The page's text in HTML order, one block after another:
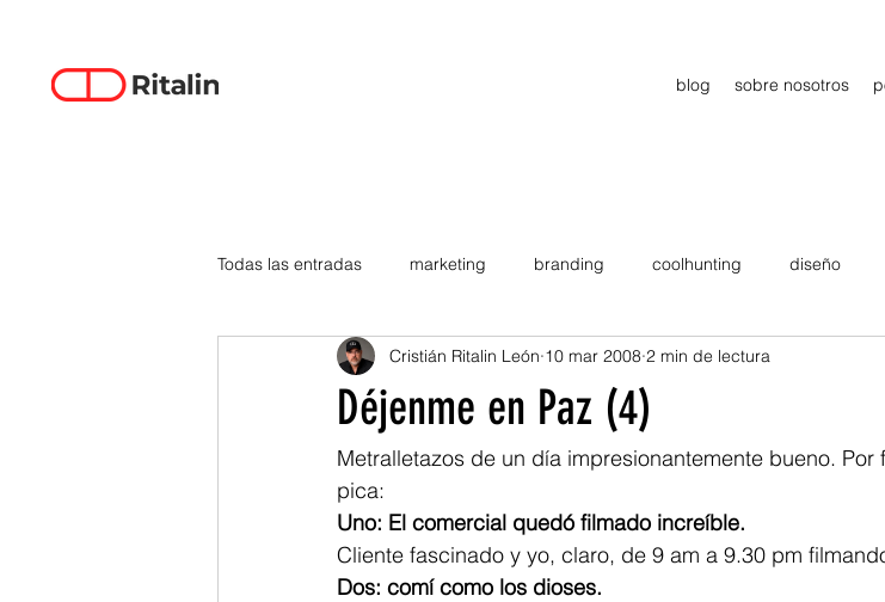
blog sobre nosotros
Todas las entradas marketing branding coolhunting diseño
data-driven creativity emprendimiento estrategia
smartphones tecnología Viajes tendencias Wow B2B
Déjenme en Paz (4)
Cristián Ritalin León 10 mar 2008 2 min de lectura
Metralletazos de un día impresionantemente bueno.
pica:
Uno: El comercial quedó filmado increíble.
Cliente fascinado y yo, claro, de 9 am a 9.30 pm
Dos: comí como los dioses.